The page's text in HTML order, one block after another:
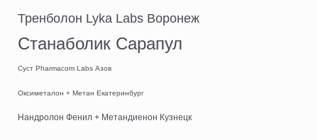
Тренболон Lyka Labs Воронеж
Станаболик Сарапул
Суст Pharmacom Labs Азов
Оксиметалон + Метан Екатеринбург
Нандролон Фенил + Метандиенон Кузнецк